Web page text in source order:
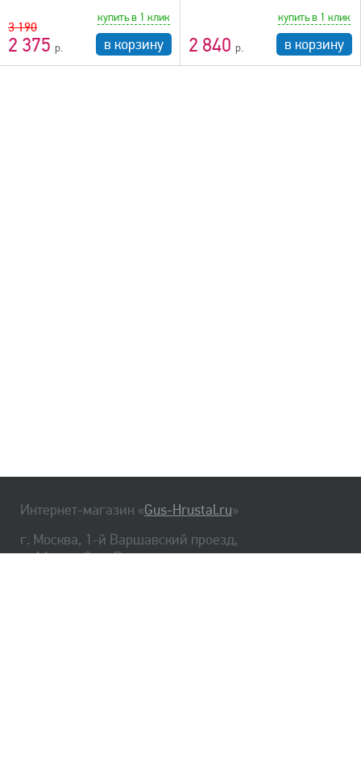
3 190
2 375
купить в 1 клик
в корзину 2 840
купить в 1 клик
в корзину
Интернет-магазин «Gus-Hrustal.ru»
г. Москва, 1-й Варшавский проезд,
д. 1А, стр. 3, м. Варшавская